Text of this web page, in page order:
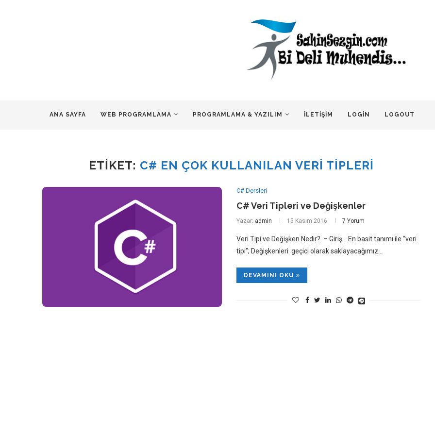
ANA SAYFA WEB PROGRAMLAMA PROGRAMLAMA & YAZILIM İLETIŞIM LOGIN LOGOUT
ETIKET: C# EN ÇOK KULLANILAN VERI TIPLERI
C# Dersleri
C# Veri Tipleri ve Değişkenler
Yazar: admin 15 Kasım 2016 7 Yorum
Veri Tipi ve Değişken Nedir? – Giriş… En basit tanımı ile “veri
tipi”; Değişkenleri geçici olarak saklayacağımız…
DEVAMINI OKU